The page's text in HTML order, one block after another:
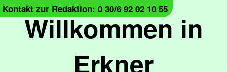
Willkommen in
Erkner
Kontakt zur Redaktion: 0 30/6 92 02 10 55